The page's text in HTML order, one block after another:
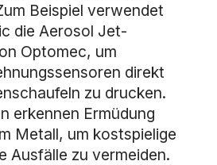
Beispiel verwendet
die Aerosol Jet-
Optomec, um
direkt
zu drucken.
erkennen Ermüdung
Metall, um kostspielige
Ausfälle zu vermeiden.